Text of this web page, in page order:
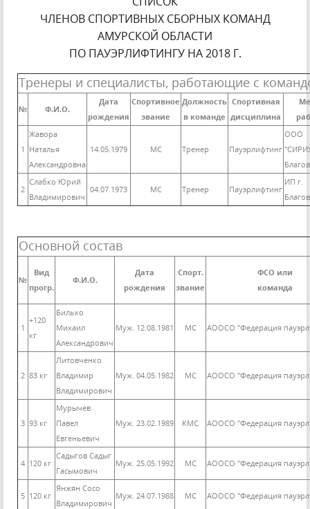
ЧЛЕНОВ СПОРТИВНЫХ СБОРНЫХ КОМАНД
АМУРСКОЙ ОБЛАСТИ
ПО ПАУЭРЛИФТИНГУ НА 2018 Г.
Тренеры и специалисты, работающие с
№ Ф.И.О.
Дата
рождения
Спортивное
звание
Должность
в команде
Спортивная
дисциплина
1
Жавора
Наталья
Александровна
14.05.1979 МС Тренер Пауэрлифтинг
ООО
2
Слабко Юрий
Владимирович
04.07.1973 МС Тренер Пауэрлифтинг
ИП г.
Основной состав
№
Вид
прогр.
Ф.И.О.
Дата
рождения
Спорт.
звание
ФСО или
команда
1
+120
кг
Билько
Михаил
Александрович
Муж. 12.08.1981 МС АООСО "Федерация
2 83 кг
Литовченко
Владимир
Владимирович
Муж. 04.05.1982 МС АООСО "Федерация
3 93 кг
Мурычев
Павел
Евгеньевич
Муж. 23.02.1989 КМС АООСО "Федерация
4 120 кг
Садыгов Садыг
Гасымович
Муж. 25.05.1992 МС АООСО "Федерация
5 120 кг
Янжян Сосо
Владимирович
Муж. 24.07.1988 МС АООСО "Федерация